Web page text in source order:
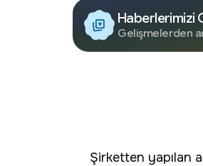
Haberlerimizi
Gelişmelerden
Şirketten yapılan